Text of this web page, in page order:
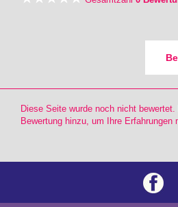
Diese Seite wurde noch nicht
Bewertung hinzu, um Ihre Erfahrungen